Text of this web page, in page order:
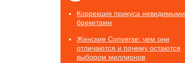
Коррекция прикуса невидимыми
брекетами
Женские Converse: чем они
отличаются и почему остаются
выбором миллионов